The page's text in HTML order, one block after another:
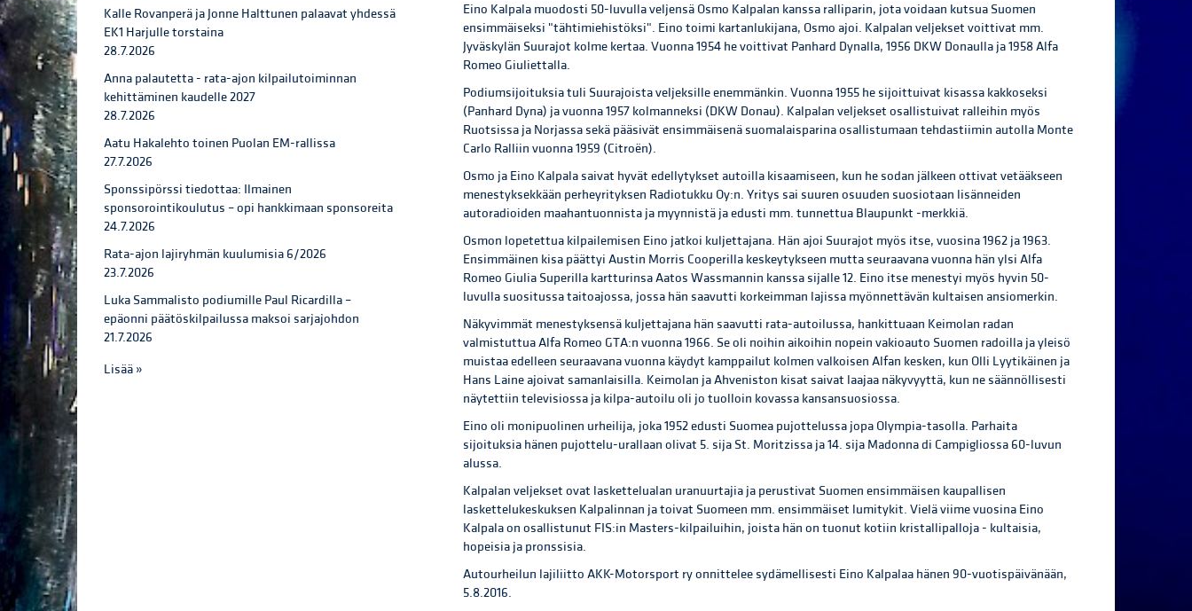
Kalle Rovanperä ja Jonne Halttunen palaavat yhdessä
EK1 Harjulle torstaina
28.7.2026
Anna palautetta - rata-ajon kilpailutoiminnan
kehittäminen kaudelle 2027
28.7.2026
Aatu Hakalehto toinen Puolan EM-rallissa
27.7.2026
Sponssipörssi tiedottaa: Ilmainen
sponsorointikoulutus – opi hankkimaan sponsoreita
24.7.2026
Rata-ajon lajiryhmän kuulumisia 6/2026
23.7.2026
Luka Sammalisto podiumille Paul Ricardilla –
epäonni päätöskilpailussa maksoi sarjajohdon
21.7.2026
Lisää »
Eino Kalpala muodosti 50-luvulla veljensä Osmo Kalpalan kanssa ralliparin, jota voidaan kutsua Suomen
ensimmäiseksi "tähtimiehistöksi". Eino toimi kartanlukijana, Osmo ajoi. Kalpalan veljekset voittivat mm.
Jyväskylän Suurajot kolme kertaa. Vuonna 1954 he voittivat Panhard Dynalla, 1956 DKW Donaulla ja 1958 Alfa
Romeo Giuliettalla.
Podiumsijoituksia tuli Suurajoista veljeksille enemmänkin. Vuonna 1955 he sijoittuivat kisassa kakkoseksi
(Panhard Dyna) ja vuonna 1957 kolmanneksi (DKW Donau). Kalpalan veljekset osallistuivat ralleihin myös
Ruotsissa ja Norjassa sekä pääsivät ensimmäisenä suomalaisparina osallistumaan tehdastiimin autolla Monte
Carlo Ralliin vuonna 1959 (Citroën).
Osmo ja Eino Kalpala saivat hyvät edellytykset autoilla kisaamiseen, kun he sodan jälkeen ottivat vetääkseen
menestyksekkään perheyrityksen Radiotukku Oy:n. Yritys sai suuren osuuden suosiotaan lisänneiden
autoradioiden maahantuonnista ja myynnistä ja edusti mm. tunnettua Blaupunkt -merkkiä.
Osmon lopetettua kilpailemisen Eino jatkoi kuljettajana. Hän ajoi Suurajot myös itse, vuosina 1962 ja 1963.
Ensimmäinen kisa päättyi Austin Morris Cooperilla keskeytykseen mutta seuraavana vuonna hän ylsi Alfa
Romeo Giulia Superilla kartturinsa Aatos Wassmannin kanssa sijalle 12. Eino itse menestyi myös hyvin 50-
luvulla suositussa taitoajossa, jossa hän saavutti korkeimman lajissa myönnettävän kultaisen ansiomerkin.
Näkyvimmät menestyksensä kuljettajana hän saavutti rata-autoilussa, hankittuaan Keimolan radan
valmistuttua Alfa Romeo GTA:n vuonna 1966. Se oli noihin aikoihin nopein vakioauto Suomen radoilla ja yleisö
muistaa edelleen seuraavana vuonna käydyt kamppailut kolmen valkoisen Alfan kesken, kun Olli Lyytikäinen ja
Hans Laine ajoivat samanlaisilla. Keimolan ja Ahveniston kisat saivat laajaa näkyvyyttä, kun ne säännöllisesti
näytettiin televisiossa ja kilpa-autoilu oli jo tuolloin kovassa kansansuosiossa.
Eino oli monipuolinen urheilija, joka 1952 edusti Suomea pujottelussa jopa Olympia-tasolla. Parhaita
sijoituksia hänen pujottelu-urallaan olivat 5. sija St. Moritzissa ja 14. sija Madonna di Campigliossa 60-luvun
alussa.
Kalpalan veljekset ovat laskettelualan uranuurtajia ja perustivat Suomen ensimmäisen kaupallisen
laskettelukeskuksen Kalpalinnan ja toivat Suomeen mm. ensimmäiset lumitykit. Vielä viime vuosina Eino
Kalpala on osallistunut FIS:in Masters-kilpailuihin, joista hän on tuonut kotiin kristallipalloja - kultaisia,
hopeisia ja pronssisia.
Autourheilun lajiliitto AKK-Motorsport ry onnittelee sydämellisesti Eino Kalpalaa hänen 90-vuotispäivänään,
5.8.2016.